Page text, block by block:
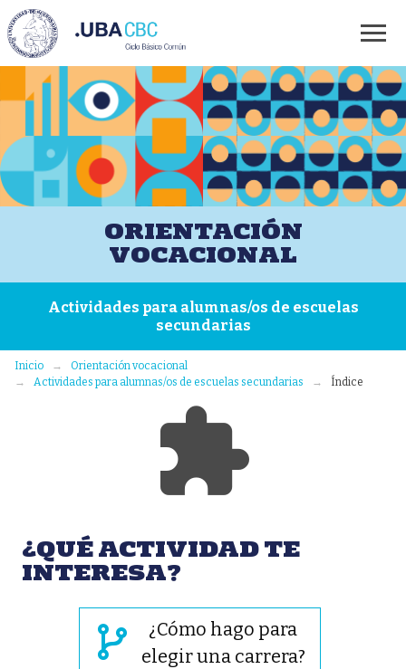
ORIENTACIÓN
VOCACIONAL
Actividades para alumnas/os de escuelas
secundarias
Inicio
Orientación vocacional
Actividades para alumnas/os de escuelas secundarias
Índice
¿QUÉ ACTIVIDAD TE
INTERESA?
¿Cómo hago para
elegir una carrera?